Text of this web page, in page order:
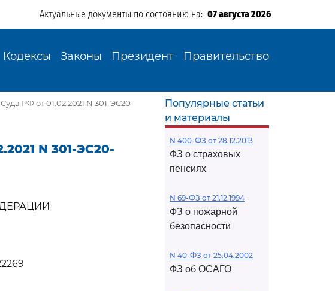
Актуальные документы по состоянию на: 07 августа 2026
Кодексы Законы Президент Правительство
РФ от 01.02.2021 N 301-ЭС20-
N 301-ЭС20-
Популярные статьи
и материалы
N 400-ФЗ от 28.12.2013
ФЗ о страховых
пенсиях
N 69-ФЗ от 21.12.1994
ФЗ о пожарной
безопасности
N 40-ФЗ от 25.04.2002
ФЗ об ОСАГО